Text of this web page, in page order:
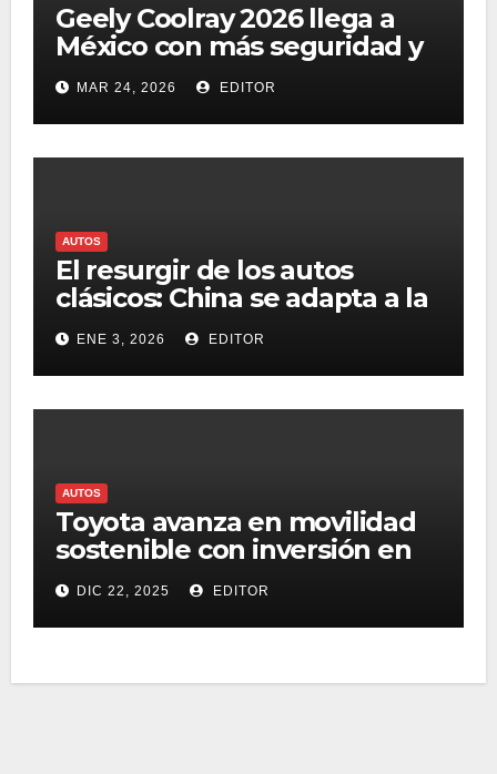
Geely Coolray 2026 llega a
México con más seguridad y
el sistema Flyme Auto
MAR 24, 2026 EDITOR
AUTOS
El resurgir de los autos
clásicos: China se adapta a la
demanda de los entusiastas
ENE 3, 2026 EDITOR
AUTOS
Toyota avanza en movilidad
sostenible con inversión en
hidrógeno en EE. UU.
DIC 22, 2025 EDITOR